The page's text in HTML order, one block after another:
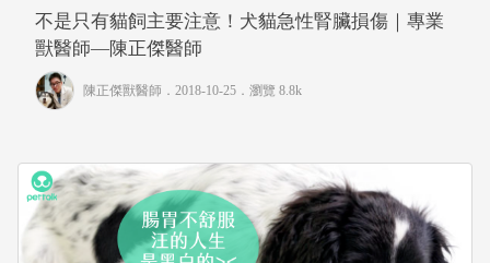
不是只有貓飼主要注意！犬貓急性腎臟損傷｜專業
獸醫師—陳正傑醫師
陳正傑獸醫師 ．2018-10-25． 瀏覽 8.8k